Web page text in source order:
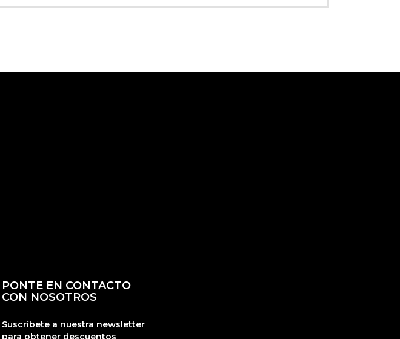
PONTE EN CONTACTO
CON NOSOTROS
Suscríbete a nuestra newsletter
para obtener descuentos